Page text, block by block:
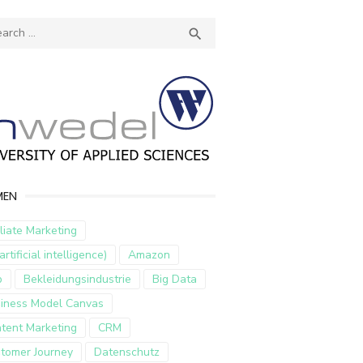

Marketing
intelligence)
Amazon
Bekleidungsindustrie
Big Data
Model Canvas
Marketing
CRM
Journey
Datenschutz